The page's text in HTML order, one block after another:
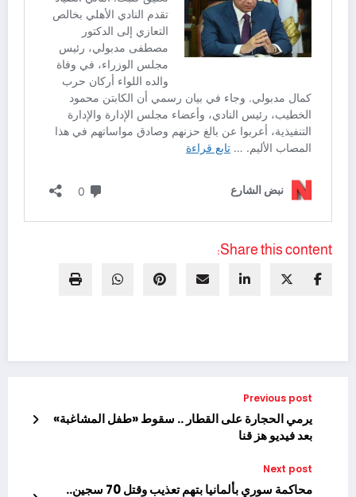
Share this content:
Previous post
يرمي الحجارة على القطار .. سقوط «طفل المشاغبة»
بعد فيديو هز قنا
Next post
محاكمة سوري بألمانيا بتهم تعذيب وقتل 70 سجين..